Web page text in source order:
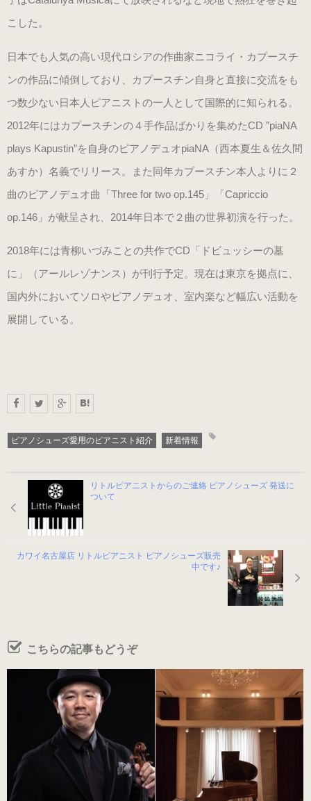
パールシルバー
（22.0～25.5cm）
プロ用（ヒール高7.5cm）
オーロラブラック婦人用
（22.0～25.5cm）
キラ・シルバー婦人用
紳士用
（ヒールアップ3.5cm高）
色から選ぶ
その他のカラー
ヒールの高さから選ぶ
性別から選ぶ
婦人用のピアノシューズ
男女兼用のピアノシューズ
紳士用のピアノシューズ
こした。
日本でも人気の高い現代ロシアの作曲家ニコライ・カプースチ
ンの作品に傾倒しており、カプースチン自身と直接に交流をも
つ数少ない日本人ピアニストの一人として国際的に知られる。
2012年にはカプースチンの４手作品ばかりを集めたCD ”piaNA
plays Kapustin”を自身のピアノデュオpiaNA（西本夏生＆佐久間
あすか）名義でリリース。また同年カプースチン本人よりに２
曲のピアノデュオ曲「Three for two op.145」「Capriccio
op.146」が献呈され、2014年日本で２曲の世界初演を行った。
2018年には青柳いづみことの共作でCD「ドビュッシーの墓
に」（アールレゾナンス）が刊行予定。現在は東京を拠点に、
国内外においてソロやピアノデュオ、室内楽など幅広い活動を
展開している。
ピアノシューズ愛用のピアニスト紹介 新着情報
リトルピアニストからのご連絡 ピアノシューズ 発送に
ついて
カワイ名古屋店 リトルピアニスト ピアノシューズ販売
中です♪
こちらの記事もどうぞ